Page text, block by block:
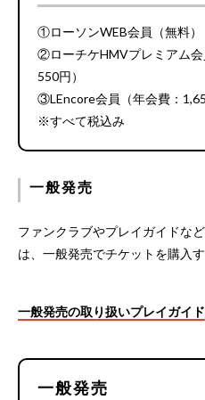
①ローソンWEB会員（無料）
②ローチケHMVプレミアム会
550円）
③LEncore会員（年会費：
※すべて税込み
一般発売
ファンクラブやプレイガイドな
は、一般発売でチケットを購入
一般発売の取り扱いプレイガイド
一般発売